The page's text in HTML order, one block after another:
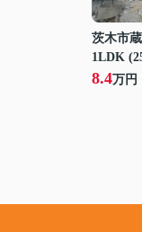
茨木市
1LDK
8.4万円